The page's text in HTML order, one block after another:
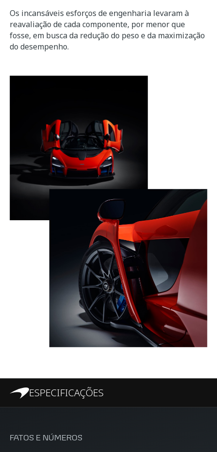
Os incansáveis esforços de engenharia levaram à
reavaliação de cada componente, por menor que
fosse, em busca da redução do peso e da maximização
do desempenho.
ESPECIFICAÇÕES
FATOS E NÚMEROS